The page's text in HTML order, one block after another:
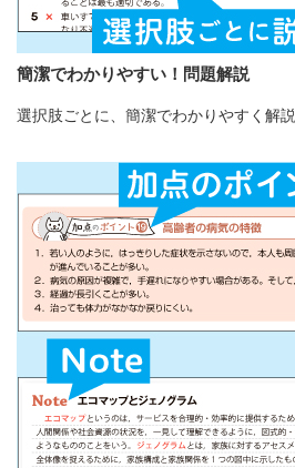
簡潔でわかりやすい！問題解説
選択肢ごとに、簡潔でわかりやすく解説